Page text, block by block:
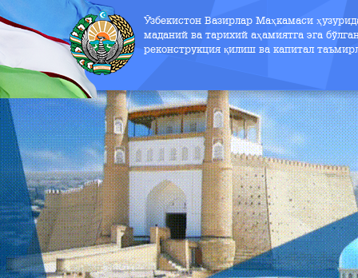
Ўзбекистон Вазирлар Маҳкамаси
маданий ва тарихий аҳамиятга эга
реконструкция қилиш ва капитал